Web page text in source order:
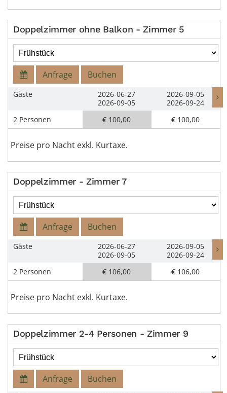
Doppelzimmer ohne Balkon - Zimmer 5
Anfrage Buchen
Gäste
2 Personen
2026-06-27
2026-09-05
€ 100,00
2026-09-05
2026-09-24
€ 100,00
Preise pro Nacht exkl. Kurtaxe.
Doppelzimmer - Zimmer 7
Anfrage Buchen
Gäste
2 Personen
2026-06-27
2026-09-05
€ 106,00
2026-09-05
2026-09-24
€ 106,00
Preise pro Nacht exkl. Kurtaxe.
Doppelzimmer 2-4 Personen - Zimmer 9
Anfrage Buchen